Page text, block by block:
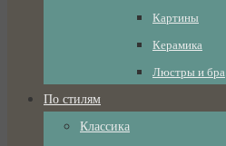
Картины
Керамика
Люстры и бра
По стилям
Классика